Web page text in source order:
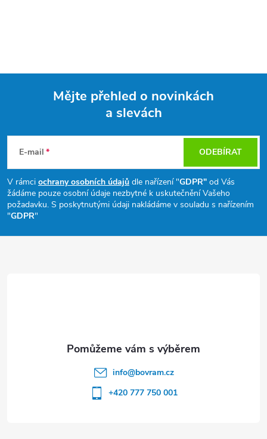
p
a
t
Mějte přehled o novinkách
a slevách
E-mail
V rámci ochrany osobních údajů dle nařízení "GDPR" od Vás
žádáme pouze osobní údaje nezbytné k uskutečnění Vašeho
požadavku. S poskytnutými údaji nakládáme v souladu s nařízením
"GDPR"
ODEBÍRAT
info@bovram.cz
+420 777 750 001